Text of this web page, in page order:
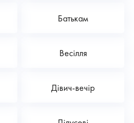
Батькам
Весілля
Дівич-вечір